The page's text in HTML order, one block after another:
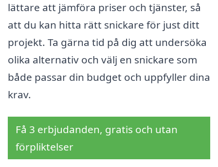
lättare att jämföra priser och tjänster, så
att du kan hitta rätt snickare för just ditt
projekt. Ta gärna tid på dig att undersöka
olika alternativ och välj en snickare som
både passar din budget och uppfyller dina
krav.
Få 3 erbjudanden, gratis och utan
förpliktelser